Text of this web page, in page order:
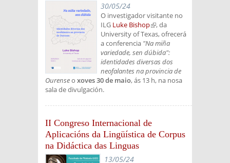
30/05/24
O investigador visitante no
ILG Luke Bishop(link is
external)
, da
University of Texas, ofrecerá
a conferencia "Na miña
variedade, sen dúbida":
identidades diversas dos
neofalantes na provincia de
Ourenseo xoves 30 de maio, ás 13 h, na nosa
sala de divulgación.
II Congreso Internacional de
Aplicacións da Lingüística de Corpus
na Didáctica das Linguas
13/05/24